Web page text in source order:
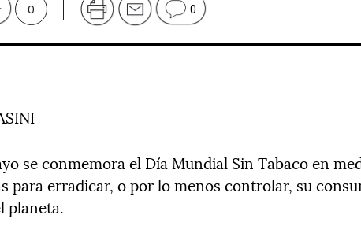
0 0
se conmemora el Día Mundial Sin Tabaco en
para erradicar, o por lo menos controlar, su
planeta.